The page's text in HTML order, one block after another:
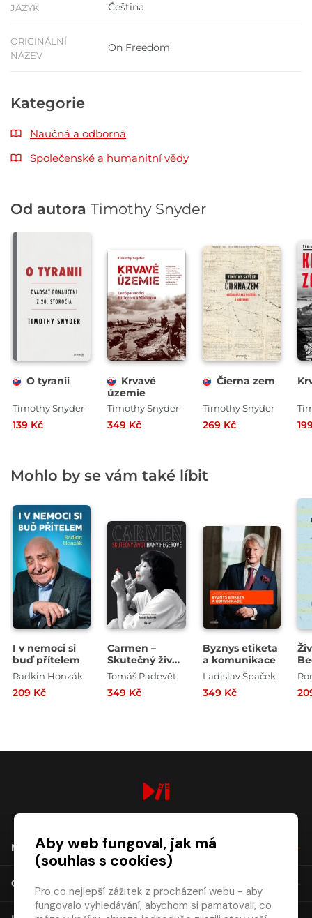
JAZYK Čeština
ORIGINÁLNÍ
NÁZEV
On Freedom
Kategorie
Naučná a odborná
Společenské a humanitní vědy
Od autora Timothy Snyder
O tyranii
Timothy Snyder
139 Kč
Krvavé
územie
Timothy Snyder
349 Kč
Čierna zem
Timothy Snyder
269 Kč
Mohlo by se vám také líbit
I v nemoci si
buď přítelem
Radkin Honzák
209 Kč
Carmen –
Skutečný život
Hany
Tomáš Padevět
349 Kč
Byznys etiketa
a komunikace
Ladislav Špaček
349 Kč
NÁKUP
O SPOLEČNOSTI
Aby web fungoval, jak má
(souhlas s cookies)
Pro co nejlepší zážitek z procházení webu - aby
fungovalo vyhledávání, abychom si pamatovali, co